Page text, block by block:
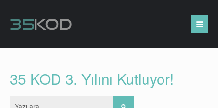
35 KOD 3. Yılını Kutluyor!